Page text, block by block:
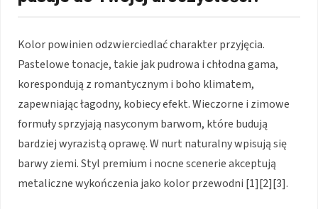
Kolor powinien odzwierciedlać charakter przyjęcia.
Pastelowe tonacje, takie jak pudrowa i chłodna gama,
korespondują z romantycznym i boho klimatem,
zapewniając łagodny, kobiecy efekt. Wieczorne i zimowe
formuły sprzyjają nasyconym barwom, które budują
bardziej wyrazistą oprawę. W nurt naturalny wpisują się
barwy ziemi. Styl premium i nocne scenerie akceptują
metaliczne wykończenia jako kolor przewodni [1][2][3].